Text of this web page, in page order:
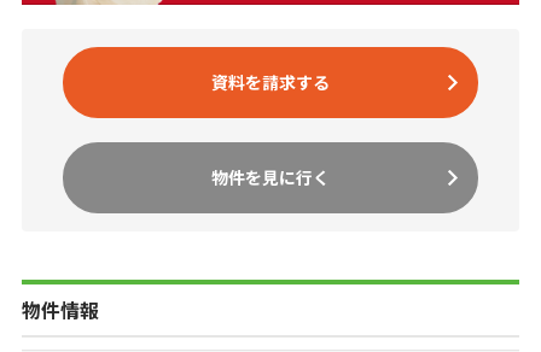
資料を請求する
物件を見に行く
物件情報